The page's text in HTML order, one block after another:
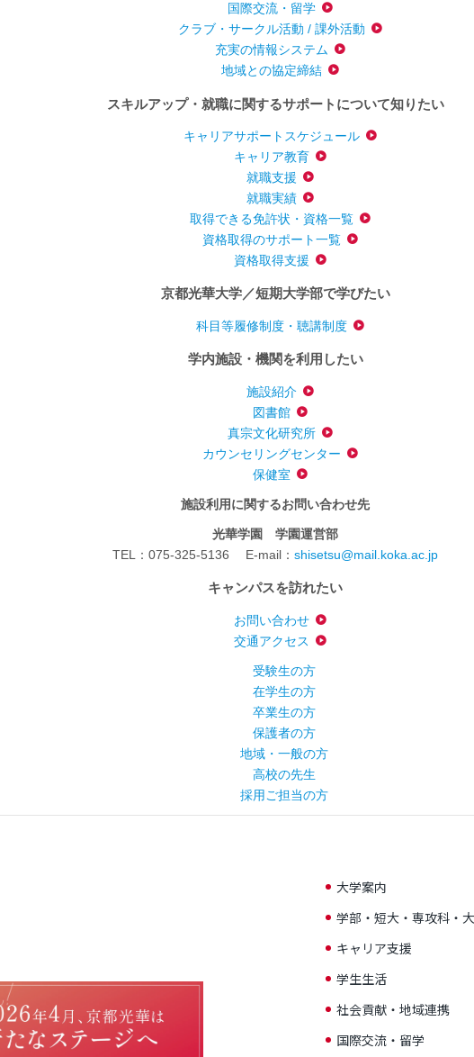
国際交流・留学
クラブ・サークル活動 / 課外活動
充実の情報システム
地域との協定締結
スキルアップ・就職に関するサポートについて知りたい
キャリアサポートスケジュール
キャリア教育
就職支援
就職実績
取得できる免許状・資格一覧
資格取得のサポート一覧
資格取得支援
京都光華大学／短期大学部で学びたい
科目等履修制度・聴講制度
学内施設・機関を利用したい
施設紹介
図書館
真宗文化研究所
カウンセリングセンター
保健室
施設利用に関するお問い合わせ先
光華学園 学園運営部
TEL：075-325-5136
E-mail： shisetsu@mail.koka.ac.jp
キャンパスを訪れたい
お問い合わせ
交通アクセス
受験生の方
在学生の方
卒業生の方
保護者の方
地域・一般の方
高校の先生
採用ご担当の方
大学案内
学部・短大・専攻科・
キャリア支援
学生生活
社会貢献・地域連携
国際交流・留学